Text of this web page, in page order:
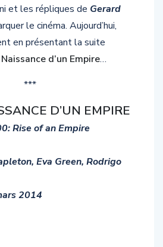
et les répliques de Gerard
le cinéma. Aujourd’hui,
en présentant la suite
d’un Empire…
***
D’UN EMPIRE
Rise of an Empire
Eva Green, Rodrigo
2014